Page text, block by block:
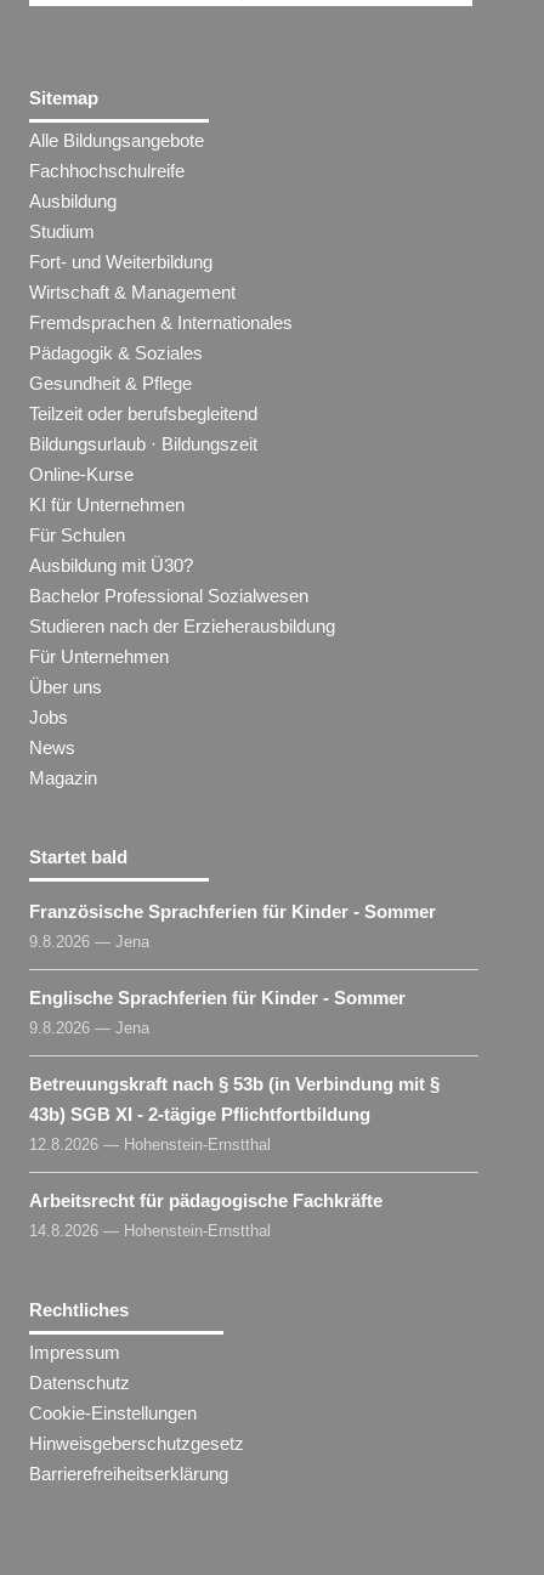
Sitemap
Alle Bildungsangebote
Fachhochschulreife
Ausbildung
Studium
Fort- und Weiterbildung
Wirtschaft & Management
Fremdsprachen & Internationales
Pädagogik & Soziales
Gesundheit & Pflege
Teilzeit oder berufsbegleitend
Bildungsurlaub · Bildungszeit
Online-Kurse
KI für Unternehmen
Für Schulen
Ausbildung mit Ü30?
Bachelor Professional Sozialwesen
Studieren nach der Erzieherausbildung
Für Unternehmen
Über uns
Jobs
News
Magazin
Startet bald
Französische Sprachferien für Kinder - Sommer
9.8.2026 — Jena
Englische Sprachferien für Kinder - Sommer
9.8.2026 — Jena
Betreuungskraft nach § 53b (in Verbindung mit §
43b) SGB XI - 2-tägige Pflichtfortbildung
12.8.2026 — Hohenstein-Ernstthal
Arbeitsrecht für pädagogische Fachkräfte
14.8.2026 — Hohenstein-Ernstthal
Rechtliches
Impressum
Datenschutz
Cookie-Einstellungen
Hinweisgeberschutzgesetz
Barrierefreiheitserklärung